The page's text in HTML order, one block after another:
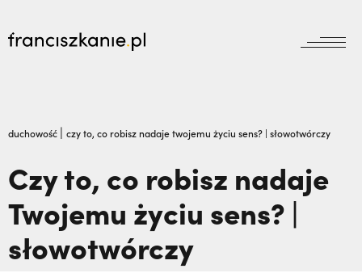
jubileusz
odpust
wydarzenia
dokumenty
wydarzenia
prowincja
powołanie
zakon
bracia mniejsi
księgarnia
Wyszukiwarka
duchowość | czy to, co robisz nadaje twojemu życiu sens? | słowotwórczy
Czy to, co robisz nadaje
Twojemu życiu sens? |
słowotwórczy